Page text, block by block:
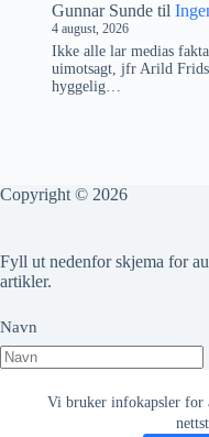
Vi bruker infokapsler for
Gunnar Sunde til
4 august, 2026
Ikke alle lar medias
uimotsagt, jfr Arild
hyggelig…
Copyright © 2026
Fyll ut nedenfor skjema for
artikler.
Navn